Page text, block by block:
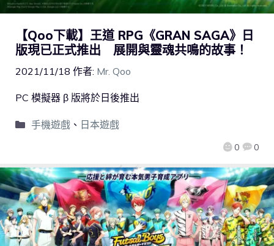
【Qoo下載】王道 RPG《GRAN SAGA》日
版現已正式推出 展開與靈魂共鳴的故事！
2021/11/18 作者: Mr. Qoo
0 0
PC 模擬器 β 版將於日後推出
手機遊戲、 日本遊戲